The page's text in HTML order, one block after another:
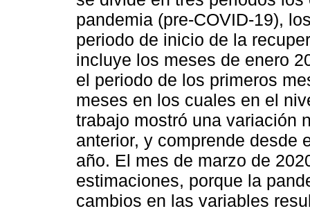
pandemia (pre-COVID-19),
periodo de inicio de la
incluye los meses de enero
el periodo de los primeros
meses en los cuales en el
trabajo mostró una variación
anterior, y comprende desde
año. El mes de marzo de
estimaciones, porque la
cambios en las variables